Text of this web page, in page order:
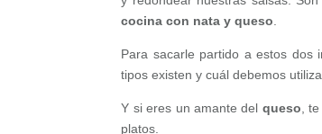
cocina con nata y queso.
Para sacarle partido a estos dos
tipos existen y cuál debemos
Y si eres un amante del queso,
platos.